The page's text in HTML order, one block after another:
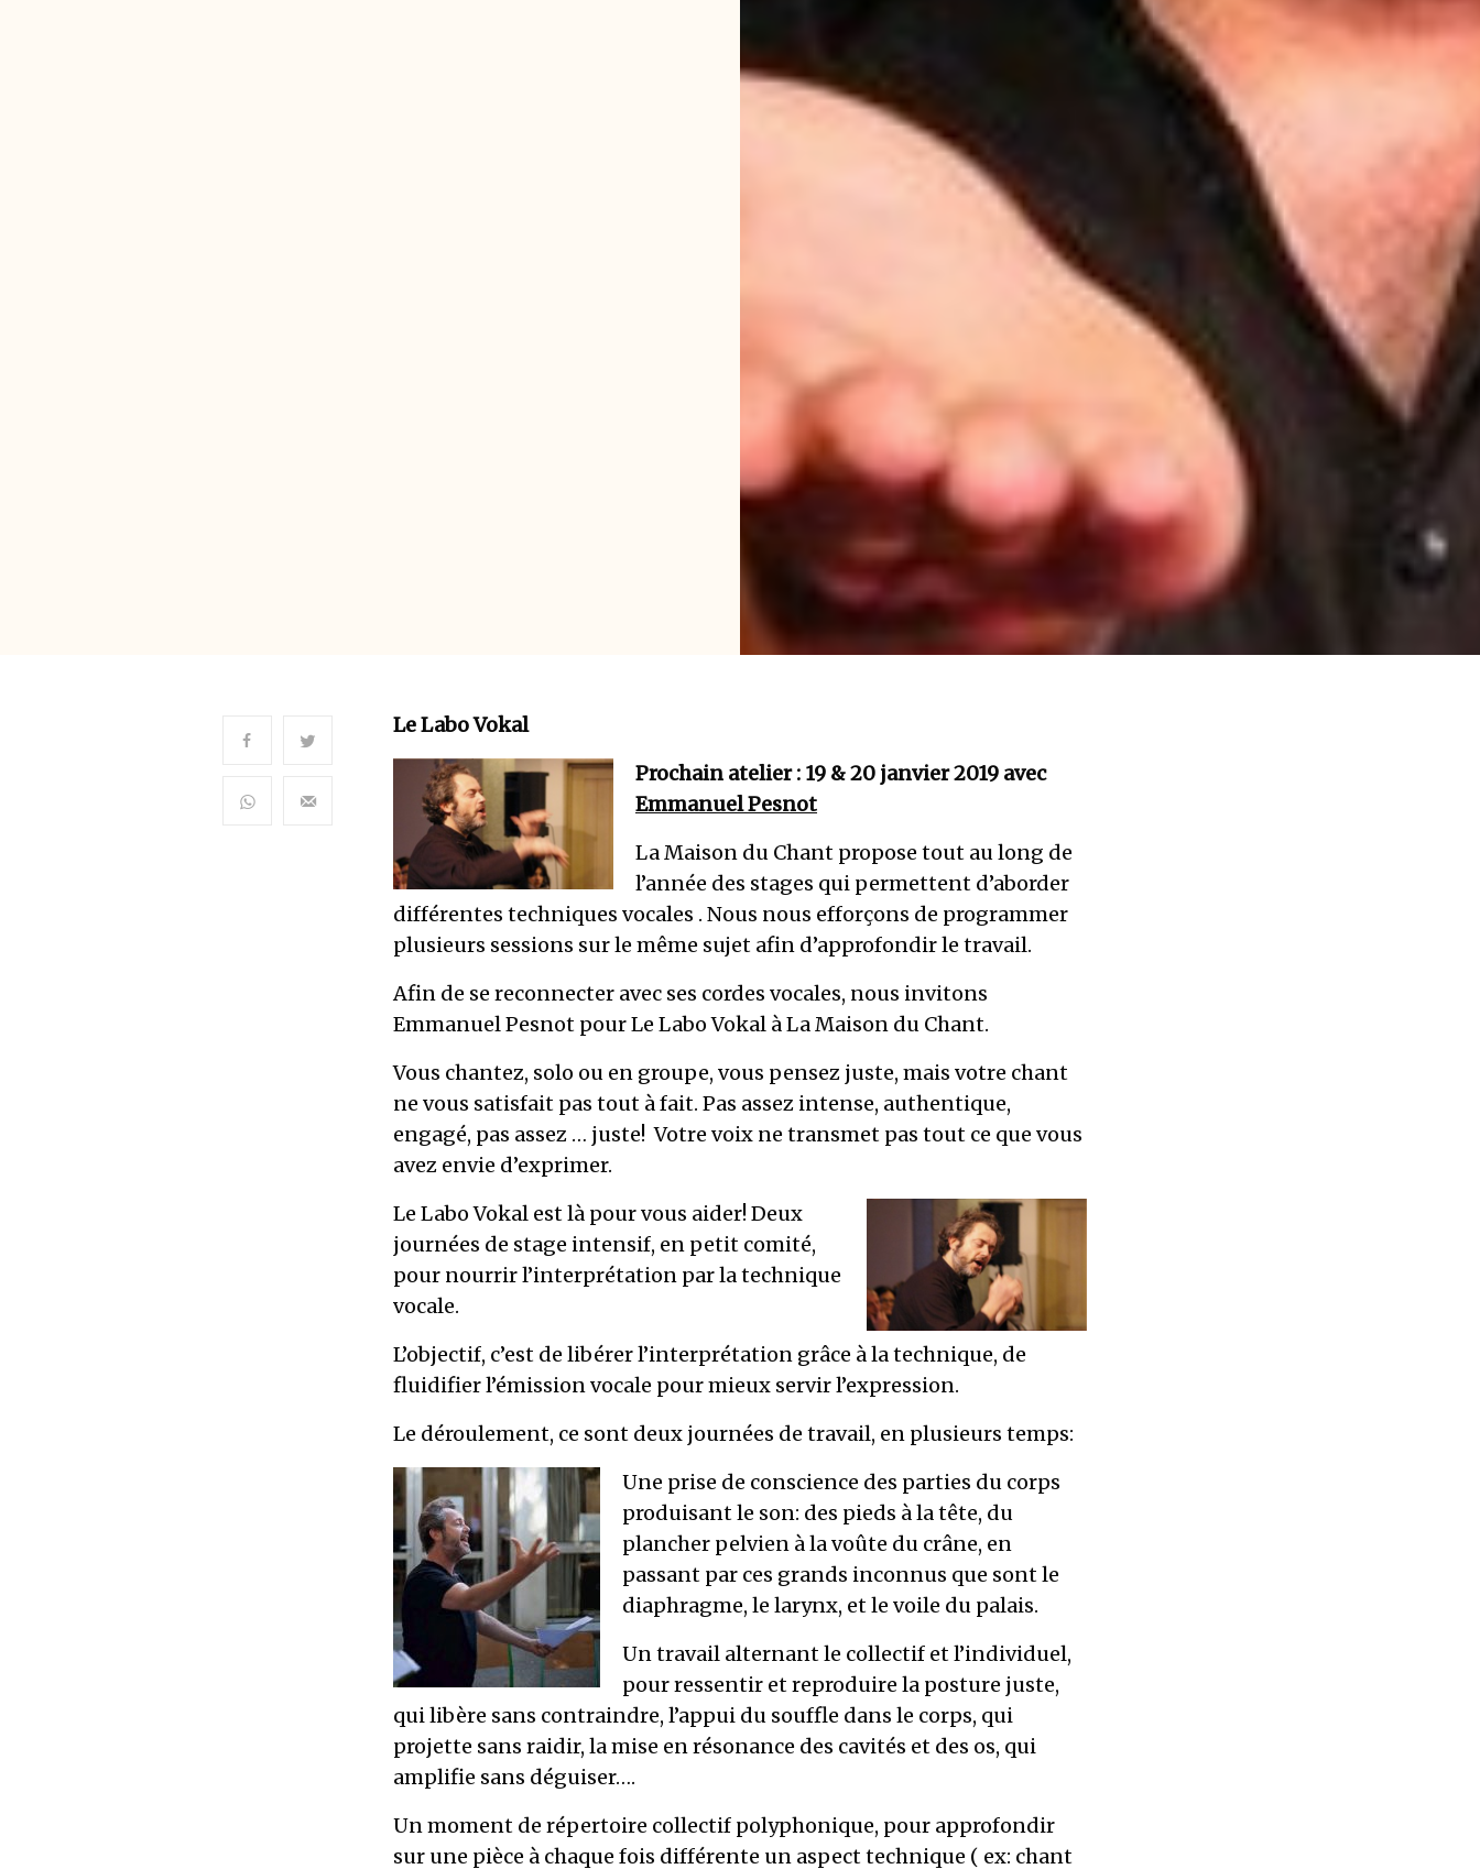
Le Labo Vokal
Prochain atelier : 19 & 20 janvier 2019 avec
Emmanuel Pesnot
La Maison du Chant propose tout au long de
l’année des stages qui permettent d’aborder
différentes techniques vocales . Nous nous efforçons de programmer
plusieurs sessions sur le même sujet afin d’approfondir le travail.
Afin de se reconnecter avec ses cordes vocales, nous invitons
Emmanuel Pesnot pour Le Labo Vokal à La Maison du Chant.
Vous chantez, solo ou en groupe, vous pensez juste, mais votre chant
ne vous satisfait pas tout à fait. Pas assez intense, authentique,
engagé, pas assez … juste! Votre voix ne transmet pas tout ce que vous
avez envie d’exprimer.
Le Labo Vokal est là pour vous aider! Deux
journées de stage intensif, en petit comité,
pour nourrir l’interprétation par la technique
vocale.
L’objectif, c’est de libérer l’interprétation grâce à la technique, de
fluidifier l’émission vocale pour mieux servir l’expression.
Le déroulement, ce sont deux journées de travail, en plusieurs temps:
Une prise de conscience des parties du corps
produisant le son: des pieds à la tête, du
plancher pelvien à la voûte du crâne, en
passant par ces grands inconnus que sont le
diaphragme, le larynx, et le voile du palais.
Un travail alternant le collectif et l’individuel,
pour ressentir et reproduire la posture juste,
qui libère sans contraindre, l’appui du souffle dans le corps, qui
projette sans raidir, la mise en résonance des cavités et des os, qui
amplifie sans déguiser….
Un moment de répertoire collectif polyphonique, pour approfondir
sur une pièce à chaque fois différente un aspect technique ( ex: chant